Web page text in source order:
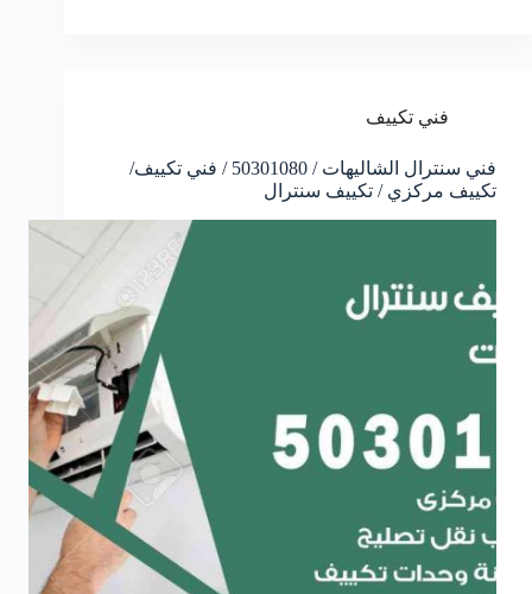
فني تكييف
فني سنترال الشاليهات / 50301080 / فني تكييف/
تكييف مركزي / تكييف سنترال